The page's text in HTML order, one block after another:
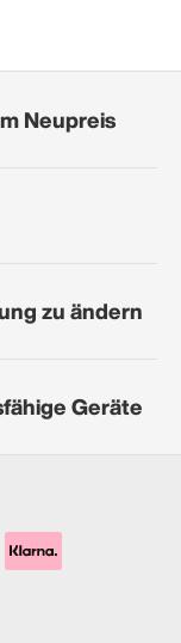
Neupreis
zu ändern
Geräte